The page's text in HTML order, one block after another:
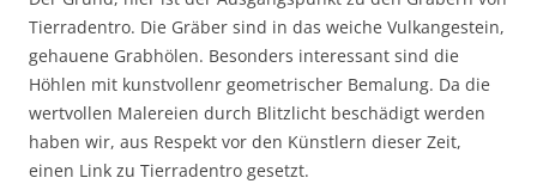
Tierradentro. Die Gräber sind in das weiche Vulkangestein,
gehauene Grabhölen. Besonders interessant sind die
Höhlen mit kunstvollenr geometrischer Bemalung. Da die
wertvollen Malereien durch Blitzlicht beschädigt werden
haben wir, aus Respekt vor den Künstlern dieser Zeit,
einen Link zu Tierradentro gesetzt.